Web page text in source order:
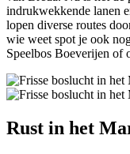
indrukwekkende lanen
lopen diverse routes
wie weet spot je ook
Speelbos Boeverijen of
Rust in het